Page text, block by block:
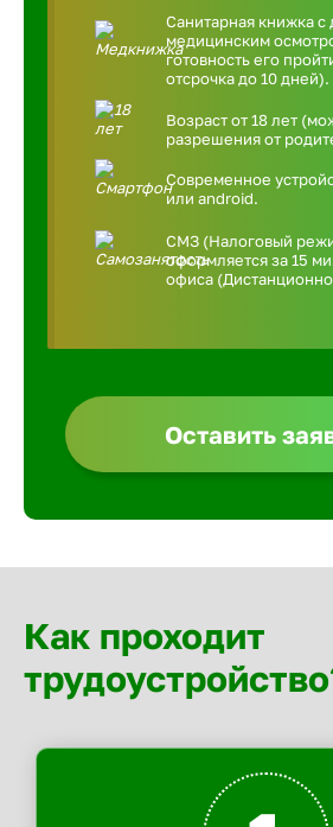
Санитарная книжка
медицинским
готовность его
отсрочка до 10 дней).
Возраст от 18 лет
разрешения от
Современное
или android.
СМЗ (Налоговый
оформляется за 15
офиса
Оставить
Как проходит